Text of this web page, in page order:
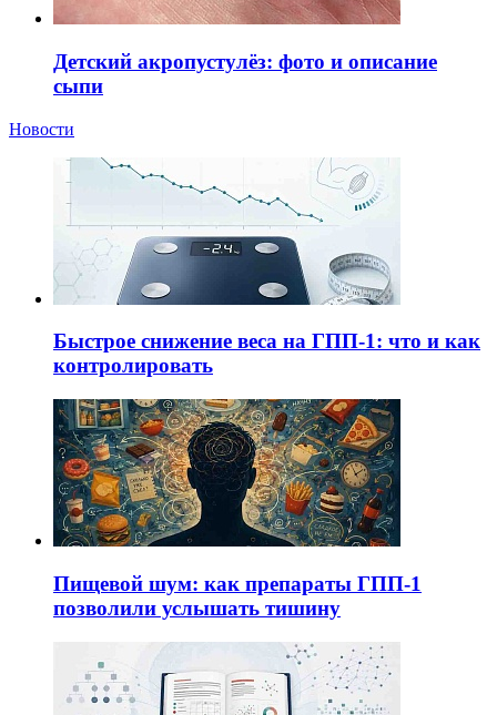
Детский акропустулёз: фото и описание
сыпи
Новости
Быстрое снижение веса на ГПП-1: что и как
контролировать
Пищевой шум: как препараты ГПП-1
позволили услышать тишину